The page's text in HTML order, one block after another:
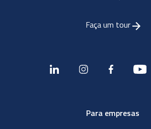
Faça um tour
Para empresas